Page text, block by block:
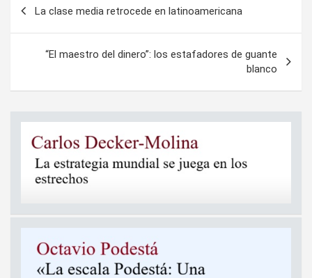
entradas
La clase media retrocede en latinoamericana
“El maestro del dinero”: los estafadores de guante
blanco